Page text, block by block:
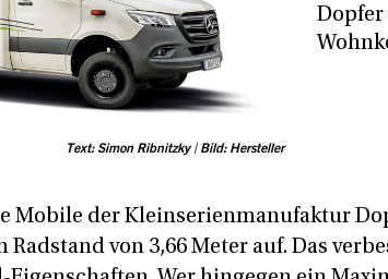
Text: Simon Ribnitzky | Bild: Hersteller
Dopfer
Mobile der Kleinserienmanufaktur
von 3,66 Meter auf. Das